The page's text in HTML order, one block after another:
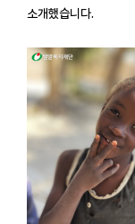
소개했습니다.